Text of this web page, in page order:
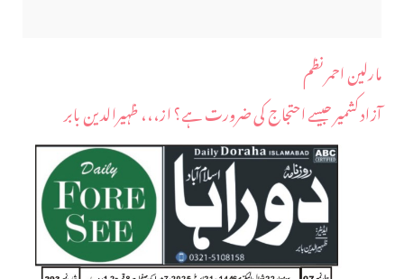
مارلین احمر نظم
آزاد کشمیر جیسے احتجاج کی ضرورت ہے؟ از،،، ظہیرالدین بابر